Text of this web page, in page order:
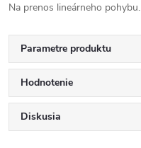
Na prenos lineárneho pohybu.
Parametre produktu
Hodnotenie
Diskusia